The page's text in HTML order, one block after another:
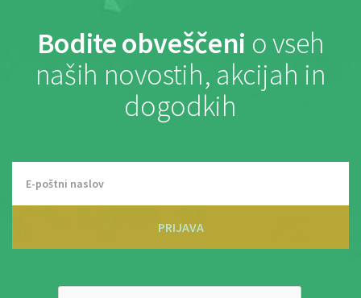
Bodite obveščeni o vseh
naših novostih, akcijah in
dogodkih
PRIJAVA